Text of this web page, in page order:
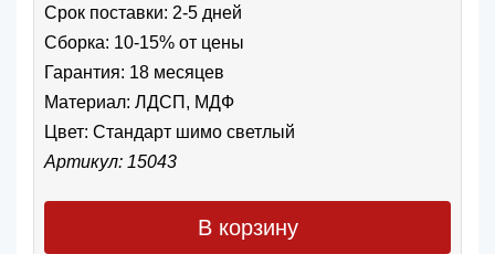
Срок поставки: 2-5 дней
Сборка: 10-15% от цены
Гарантия: 18 месяцев
Материал: ЛДСП, МДФ
Цвет: Стандарт шимо светлый
Артикул: 15043
В корзину